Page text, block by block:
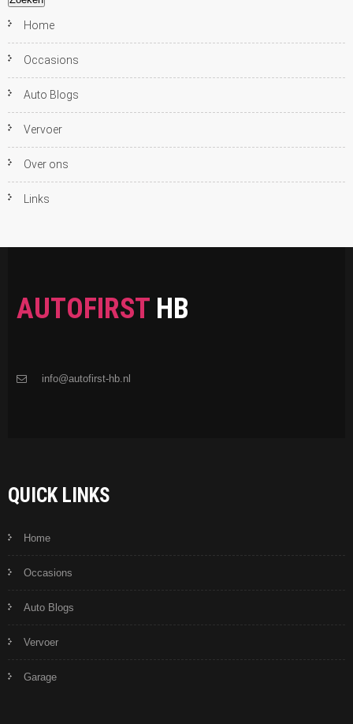
Home
Occasions
Auto Blogs
Vervoer
Over ons
Links
AUTOFIRST HB
info@autofirst-hb.nl
QUICK LINKS
Home
Occasions
Auto Blogs
Vervoer
Garage